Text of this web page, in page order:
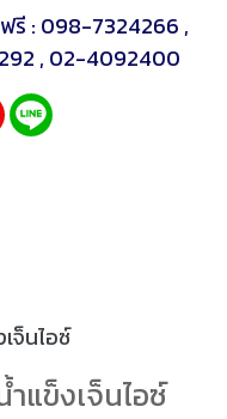
รี : 098-7324266 ,
, 02-4092400
จ็นไอซ์
แข็งเจ็นไอซ์